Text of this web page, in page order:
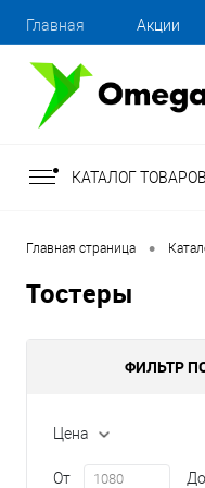
Главная Акции
КАТАЛОГ ТОВАРОВ
Главная страница •
Тостеры
ФИЛЬТР
Цена
От До